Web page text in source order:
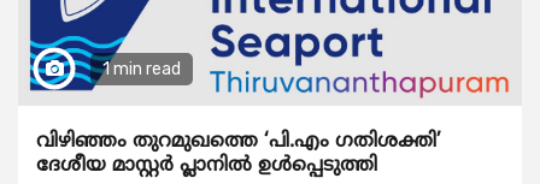
1 min read
വിഴിഞ്ഞം തുറമുഖത്തെ ‘പി.എം ഗതിശക്തി’
ദേശീയ മാസ്റ്റർ പ്ലാനിൽ ഉൾപ്പെടുത്തി